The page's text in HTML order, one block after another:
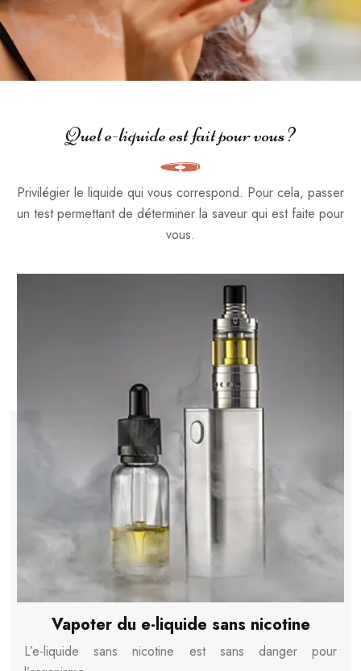
Quel e-liquide est fait pour vous ?
Privilégier le liquide qui vous correspond. Pour cela, passer
un test permettant de déterminer la saveur qui est faite pour
vous.
Vapoter du e-liquide sans nicotine
L’e-liquide sans nicotine est sans danger pour